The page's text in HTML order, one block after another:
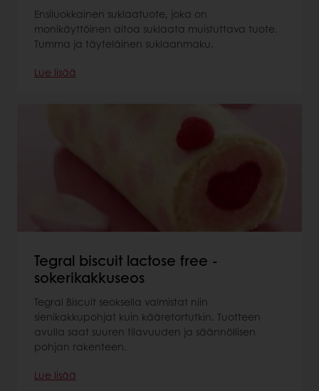
Ensiluokkainen suklaatuote, joka on
monikäyttöinen aitoa suklaata muistuttava tuote.
Tumma ja täyteläinen suklaanmaku.
Lue lisää
Tegral biscuit lactose free -
sokerikakkuseos
Tegral Biscuit seoksella valmistat niin
sienikakkupohjat kuin kääretortutkin. Tuotteen
avulla saat suuren tilavuuden ja säännöllisen
pohjan rakenteen.
Lue lisää